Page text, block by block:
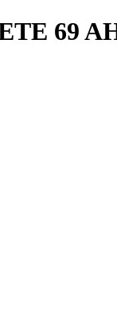
69